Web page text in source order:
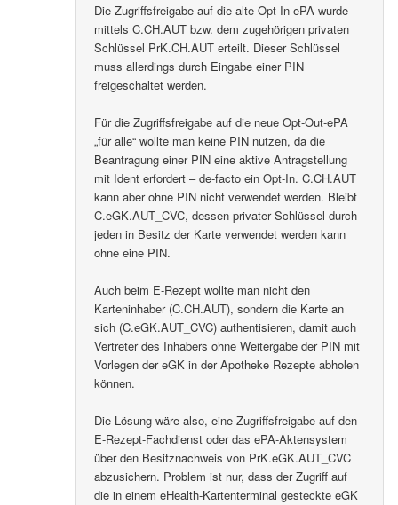
Die Zugriffsfreigabe auf die alte Opt-In-ePA wurde
mittels C.CH.AUT bzw. dem zugehörigen privaten
Schlüssel PrK.CH.AUT erteilt. Dieser Schlüssel
muss allerdings durch Eingabe einer PIN
freigeschaltet werden.
Für die Zugriffsfreigabe auf die neue Opt-Out-ePA
„für alle“ wollte man keine PIN nutzen, da die
Beantragung einer PIN eine aktive Antragstellung
mit Ident erfordert – de-facto ein Opt-In. C.CH.AUT
kann aber ohne PIN nicht verwendet werden. Bleibt
C.eGK.AUT_CVC, dessen privater Schlüssel durch
jeden in Besitz der Karte verwendet werden kann
ohne eine PIN.
Auch beim E-Rezept wollte man nicht den
Karteninhaber (C.CH.AUT), sondern die Karte an
sich (C.eGK.AUT_CVC) authentisieren, damit auch
Vertreter des Inhabers ohne Weitergabe der PIN mit
Vorlegen der eGK in der Apotheke Rezepte abholen
können.
Die Lösung wäre also, eine Zugriffsfreigabe auf den
E-Rezept-Fachdienst oder das ePA-Aktensystem
über den Besitznachweis von PrK.eGK.AUT_CVC
abzusichern. Problem ist nur, dass der Zugriff auf
die in einem eHealth-Kartenterminal gesteckte eGK